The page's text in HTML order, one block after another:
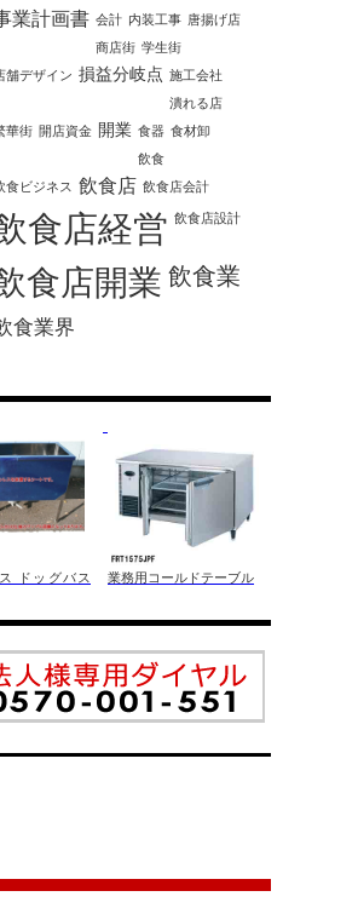
業計画書 会計 内装工事 唐揚げ店
商店街 学生街
舗デザイン 損益分岐点 施工会社
潰れる店
華街 開店資金 開業 食器 食材卸
飲食
食ビジネス 飲食店 飲食店会計
食店経営 飲食店設計
食店開業 飲食業
食業界
ドッグバス
業務用コールドテーブル